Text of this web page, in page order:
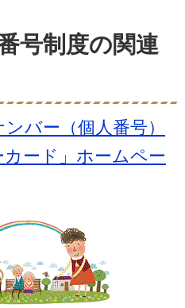
号制度の関連
バー（個人番号）
ード」ホームペー